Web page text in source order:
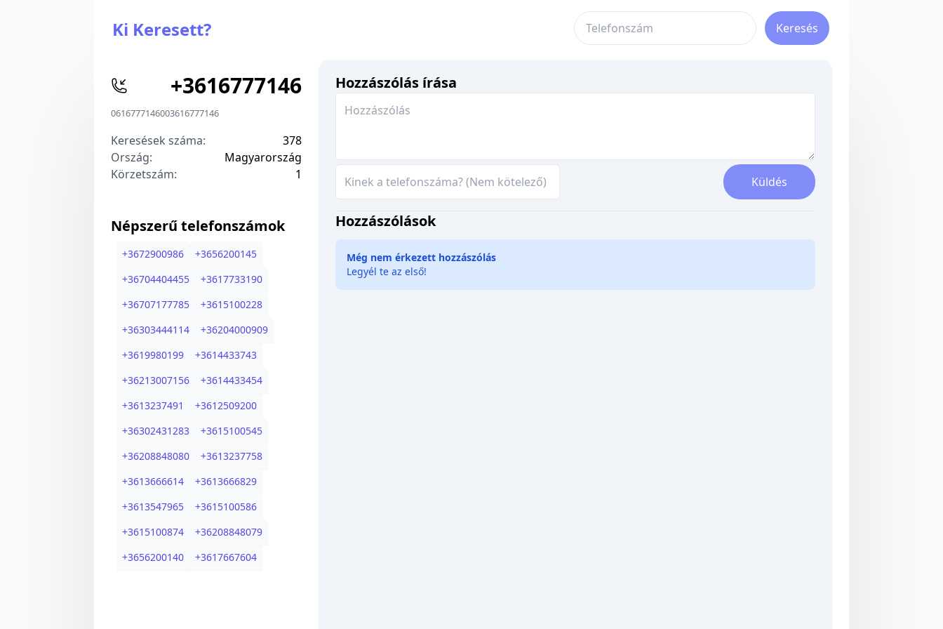
Ki Keresett? Keresés
+3616777146
0616777146003616777146
Keresések száma:
378
Ország:
Magyarország
Körzetszám:
1
Népszerű telefonszámok
+3672900986 +3656200145
+36704404455 +3617733190
+36707177785 +3615100228
+36303444114 +36204000909
+3619980199 +3614433743
+36213007156 +3614433454
+3613237491 +3612509200
+36302431283 +3615100545
+36208848080 +3613237758
+3613666614 +3613666829
+3613547965 +3615100586
+3615100874 +36208848079
+3656200140 +3617667604
Hozzászólás írása
Küldés
Hozzászólások
Még nem érkezett hozzászólás
Legyél te az első!